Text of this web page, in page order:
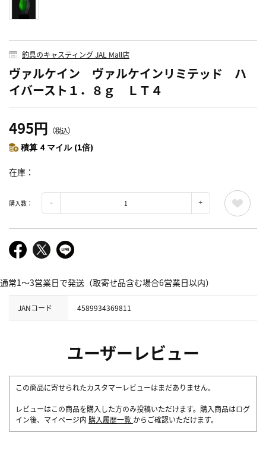
釣具のキャスティング JAL Mall店
ヴァルケイン ヴァルケインリミテッド ハ
イバースト１．８ｇ ＬＴ４
495円 （税込）
積算 4 マイル (1倍)
在庫
購入数：
通常1～3営業日で発送（取寄せ品含む場合6営業日以内）
JANコード 4589934369811
ユーザーレビュー
この商品に寄せられたカスタマーレビューはまだありません。
レビューはこの商品を購入した方のみ投稿いただけます。購入商品はログ
イン後、マイページ内 購入履歴一覧 からご確認いただけます。